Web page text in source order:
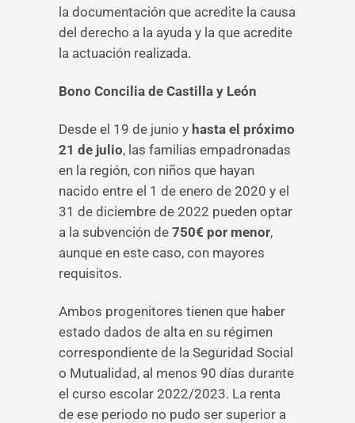
la documentación que acredite la causa
del derecho a la ayuda y la que acredite
la actuación realizada.
Bono Concilia de Castilla y León
Desde el 19 de junio y hasta el próximo
21 de julio, las familias empadronadas
en la región, con niños que hayan
nacido entre el 1 de enero de 2020 y el
31 de diciembre de 2022 pueden optar
a la subvención de 750€ por menor,
aunque en este caso, con mayores
requisitos.
Ambos progenitores tienen que haber
estado dados de alta en su régimen
correspondiente de la Seguridad Social
o Mutualidad, al menos 90 días durante
el curso escolar 2022/2023. La renta
de ese periodo no pudo ser superior a